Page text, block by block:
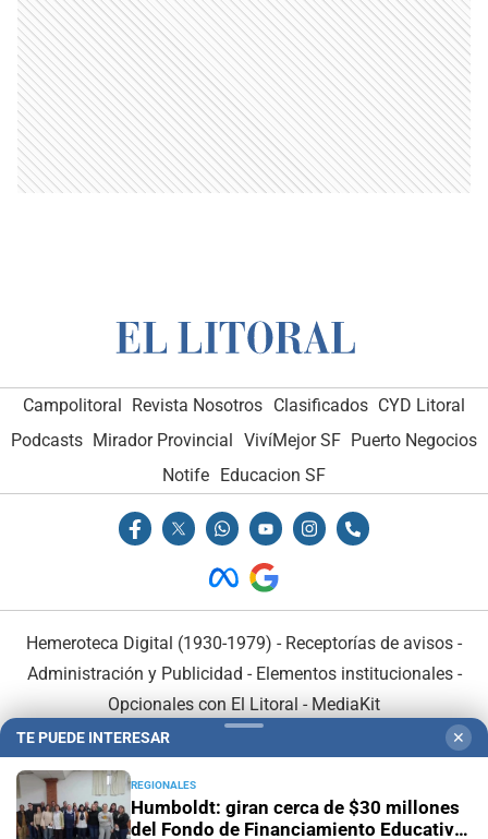
Campolitoral Revista Nosotros Clasificados CYD Litoral
Podcasts Mirador Provincial VivíMejor SF Puerto Negocios
Notife
Educacion SF
Hemeroteca Digital (1930-1979) - Receptorías de avisos -
Administración y Publicidad - Elementos institucionales-
Opcionales con El Litoral - MediaKit
TE PUEDE INTERESAR ✕
REGIONALES
Humboldt: giran cerca de $30 millones
del Fondo de Financiamiento Educativo